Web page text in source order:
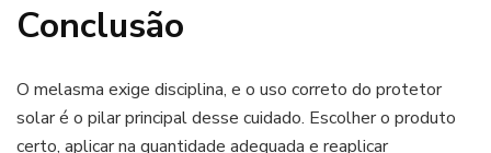
Conclusão
O melasma exige disciplina, e o uso correto do protetor
solar é o pilar principal desse cuidado. Escolher o produto
certo, aplicar na quantidade adequada e reaplicar